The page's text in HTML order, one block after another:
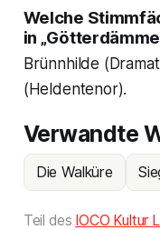
Welche
in
Brünnhilde
(Heldentenor).
Verwandte
Die Walküre
Teil des IOCO Kultur